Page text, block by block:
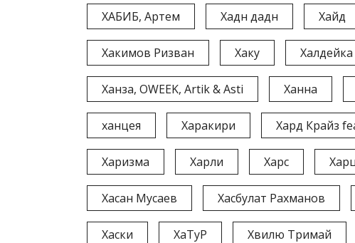
ХАБИБ, Артем Хадн дадн Хайд
Хакимов Ризван Хаку Халдейка
Ханза, OWEEK, Artik & Asti Ханна
ханцея Харакири Хард Крайз
Харизма Харли Харс
Хасан Мусаев Хасбулат Рахманов
Хаски ХаТуР Хвилю Тримай